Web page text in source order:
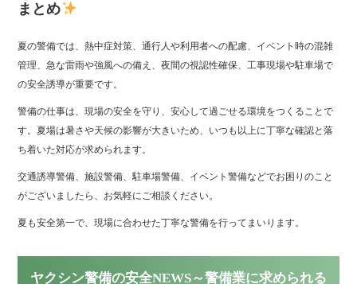
まとめ
夏の警備では、熱中症対策、通行人や利用者への配慮、イベント時の混雑
管理、急な雷雨や強風への備え、夜間の視認性確保、工事現場や駐車場で
の安全誘導が重要です。
警備の仕事は、現場の安全を守り、安心して過ごせる環境をつくることで
す。夏場は暑さや天候の影響が大きいため、いつも以上に丁寧な確認と落
ち着いた対応が求められます。
交通誘導警備、施設警備、駐車場警備、イベント警備などでお困りのこと
がございましたら、お気軽にご相談ください。
夏も安全第一で、現場に合わせた丁寧な警備を行ってまいります。
ヤクシン警備の安全NEWS～警備業に求められる